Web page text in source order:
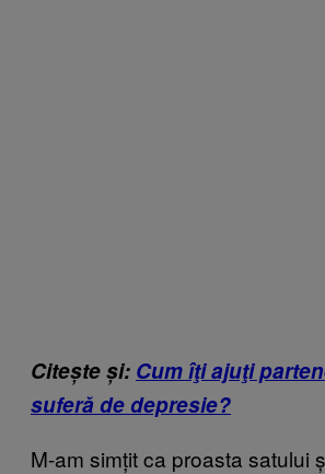
Citește și: Cum îţi ajuţi
suferă de depresie?
M-am simțit ca proasta satului